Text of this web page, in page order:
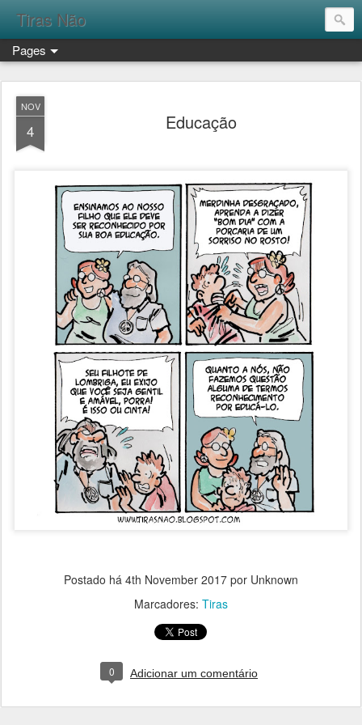
Tiras Não
Pages
NOV
4 Educação
Postado há 4th November 2017 por Unknown
Marcadores: Tiras
0 Adicionar um comentário